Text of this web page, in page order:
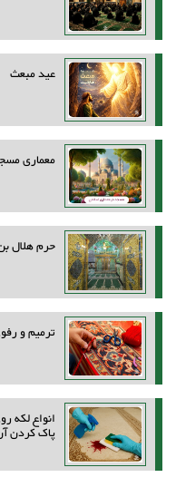
عید مبعث
معماری
حرم هلال
ترمیم و
انواع لکه
پاک کردن